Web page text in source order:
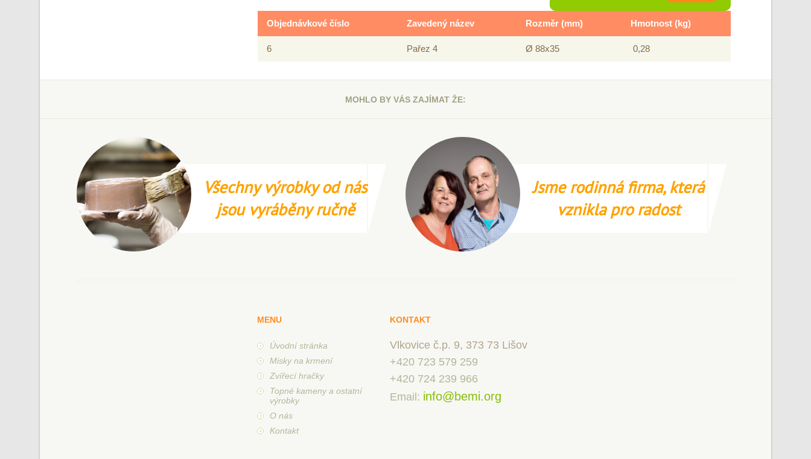
Objednávkové číslo Zavedený název Rozměr (mm) Hmotnost (kg)
6 Pařez 4 Ø 88x35 0,28
MOHLO BY VÁS ZAJÍMAT ŽE:
Všechny výrobky od nás
jsou vyráběny ručně
Jsme rodinná firma, která
vznikla pro radost
MENU
Úvodní stránka
Misky na krmení
Zvířecí hračky
Topné kameny a ostatní
výrobky
O nás
Kontakt
KONTAKT
Vlkovice č.p. 9, 373 73 Lišov
+420 723 579 259
+420 724 239 966
Email: info@bemi.org